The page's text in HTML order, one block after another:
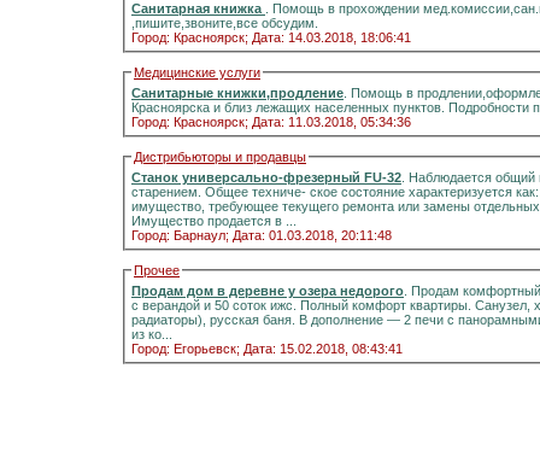
Санитарная книжка
. Помощь в прохождении
,пишите,звоните,все обсудим.
Город: Красноярск; Дата: 14.03.2018, 18:06:41
Медицинские услуги
Санитарные книжки,продление . Помощь в
Красноярска и близ лежащих населенных пунктов.
Город: Красноярск; Дата: 11.03.2018, 05:34:36
Дистрибьюторы и продавцы
Станок универсально-фрезерный FU-32 . Наблюдается
старением. Общее техниче- ское состояние характеризуется
имущество, требующее текущего ремонта или замены
Имущество продается в ...
Город: Барнаул; Дата: 01.03.2018, 20:11:48
Прочее
Продам дом в деревне у озера недорого . Продам комфортный
с верандой и 50 соток ижс. Полный комфорт квартиры. Санузел, холодная и горячая вода,
радиаторы), русская баня. В дополнение — 2 печи с панорамными стёклами.Информация на портале домиклайт.Вода
из ко...
Город: Егорьевск; Дата: 15.02.2018, 08:43:41